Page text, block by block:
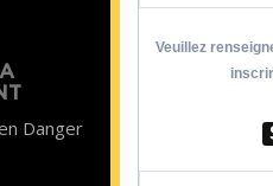
Danger
Veuillez